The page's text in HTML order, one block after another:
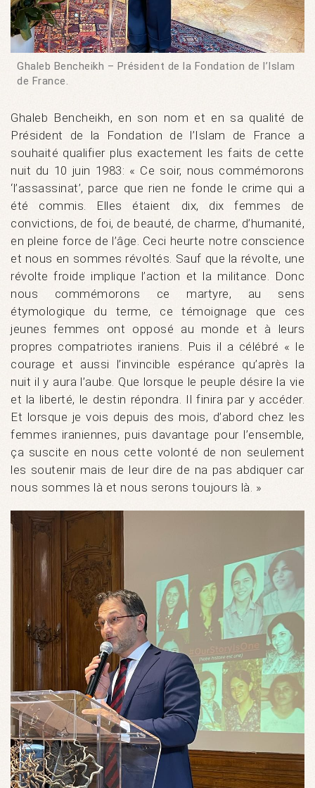
Ghaleb Bencheikh – Président de la Fondation de l’Islam
de France.
Ghaleb Bencheikh, en son nom et en sa qualité de
Président de la Fondation de l’Islam de France a
souhaité qualifier plus exactement les faits de cette
nuit du 10 juin 1983: « Ce soir, nous commémorons
‘l’assassinat’, parce que rien ne fonde le crime qui a
été commis. Elles étaient dix, dix femmes de
convictions, de foi, de beauté, de charme, d’humanité,
en pleine force de l’âge. Ceci heurte notre conscience
et nous en sommes révoltés. Sauf que la révolte, une
révolte froide implique l’action et la militance. Donc
nous commémorons ce martyre, au sens
étymologique du terme, ce témoignage que ces
jeunes femmes ont opposé au monde et à leurs
propres compatriotes iraniens. Puis il a célébré « le
courage et aussi l’invincible espérance qu’après la
nuit il y aura l’aube. Que lorsque le peuple désire la vie
et la liberté, le destin répondra. Il finira par y accéder.
Et lorsque je vois depuis des mois, d’abord chez les
femmes iraniennes, puis davantage pour l’ensemble,
ça suscite en nous cette volonté de non seulement
les soutenir mais de leur dire de na pas abdiquer car
nous sommes là et nous serons toujours là. »